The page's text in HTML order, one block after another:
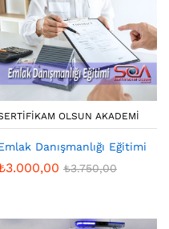
OLSUN AKADEMI
Danışmanlığı Eğitimi
3.000,00 ₺3.750,00